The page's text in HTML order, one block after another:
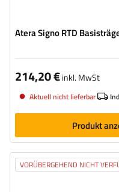
Atera Signo RTD
214,20 €inkl. MwSt
Aktuell nicht lieferbar
Produkt
VORÜBERGEHEND NICHT